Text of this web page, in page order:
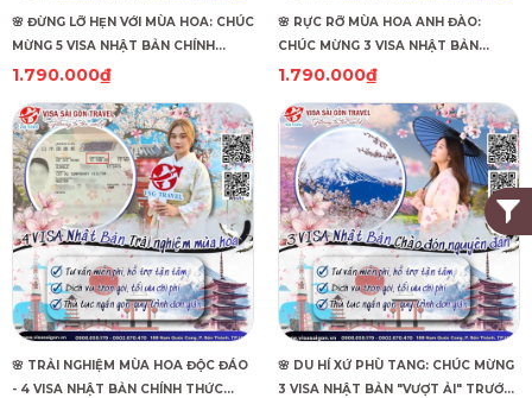
🌸 ĐỪNG LỠ HẸN VỚI MÙA HOA: CHÚC
MỪNG 5 VISA NHẬT BẢN CHÍNH
THỨC APPROVE!
1.790.000₫
🌸 RỰC RỠ MÙA HOA ANH ĐÀO:
CHÚC MỪNG 3 VISA NHẬT BẢN
CHÍNH THỨC APPROVE! 🌸
1.790.000₫
🌸 TRẢI NGHIỆM MÙA HOA ĐỘC ĐÁO
- 4 VISA NHẬT BẢN CHÍNH THỨC
🌸 DU HÍ XỨ PHÙ TANG: CHÚC MỪNG
3 VISA NHẬT BẢN "VƯỢT ẢI" TRƯỚC